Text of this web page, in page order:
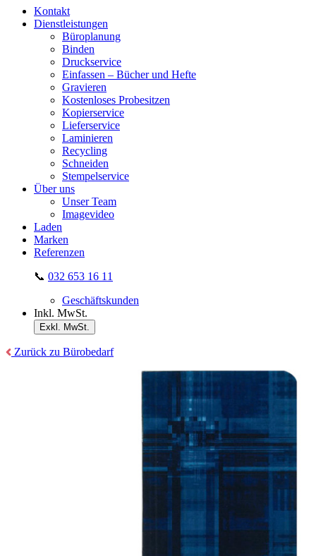
Kontakt
Dienstleistungen
Büroplanung
Binden
Druckservice
Einfassen – Bücher und Hefte
Gravieren
Kostenloses Probesitzen
Kopierservice
Lieferservice
Laminieren
Recycling
Schneiden
Stempelservice
Über uns
Unser Team
Imagevideo
Laden
Marken
Referenzen
📞 032 653 16 11
Geschäftskunden
Inkl. MwSt.
Exkl. MwSt.
Zurück zu Bürobedarf